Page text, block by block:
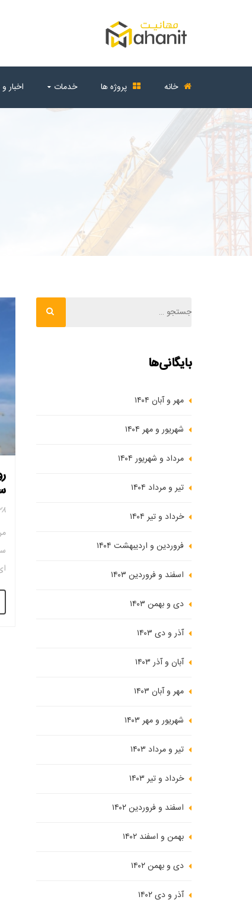
خانه پروژه ها خدمات اخبار
۲۸
بایگانی‌ها
مهر و آبان ۱۴۰۴
شهریور و مهر ۱۴۰۴
مرداد و شهریور ۱۴۰۴
تیر و مرداد ۱۴۰۴
خرداد و تیر ۱۴۰۴
فروردین و اردیبهشت ۱۴۰۴
اسفند و فروردین ۱۴۰۳
دی و بهمن ۱۴۰۳
آذر و دی ۱۴۰۳
آبان و آذر ۱۴۰۳
مهر و آبان ۱۴۰۳
شهریور و مهر ۱۴۰۳
تیر و مرداد ۱۴۰۳
خرداد و تیر ۱۴۰۳
اسفند و فروردین ۱۴۰۲
بهمن و اسفند ۱۴۰۲
دی و بهمن ۱۴۰۲
آذر و دی ۱۴۰۲